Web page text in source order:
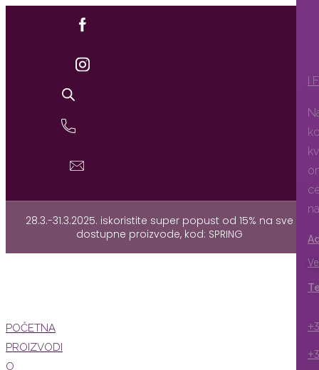
28.3.-31.3.2025. iskoristite super popust od 15% na sve
dostupne proizvode, kod: SPRING
POČETNA
PROIZVODI
O
I